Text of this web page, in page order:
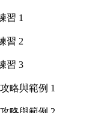
習 1
習 2
習 3
略與範例 1